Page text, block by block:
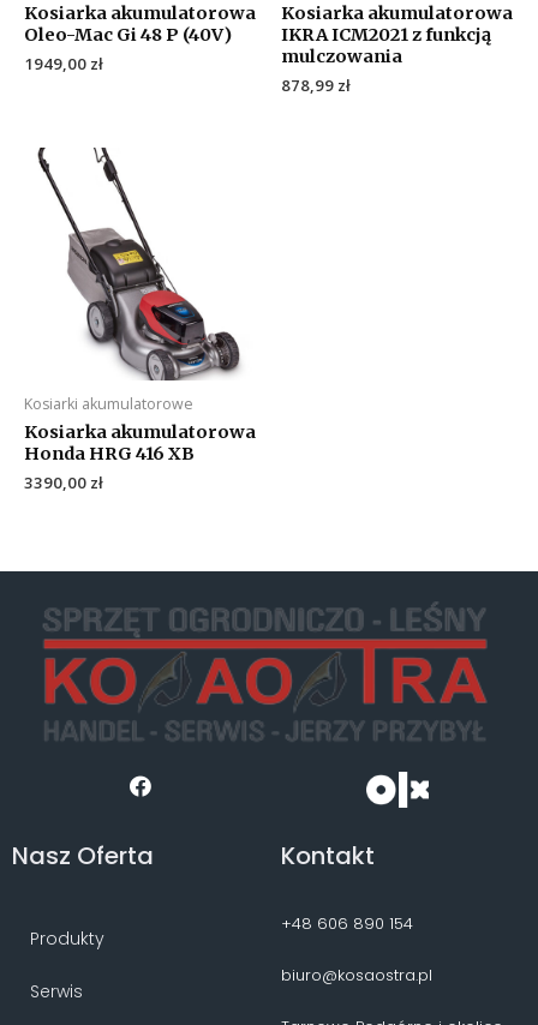
Kosiarka akumulatorowa
Oleo-Mac Gi 48 P (40V)
1949,00 zł
Kosiarka akumulatorowa
IKRA ICM2021 z funkcją
mulczowania
878,99 zł
Kosiarki akumulatorowe
Kosiarka akumulatorowa
Honda HRG 416 XB
3390,00 zł
Nasz Oferta
Produkty
Serwis
Kontakt
+48 606 890 154
biuro@kosaostra.pl